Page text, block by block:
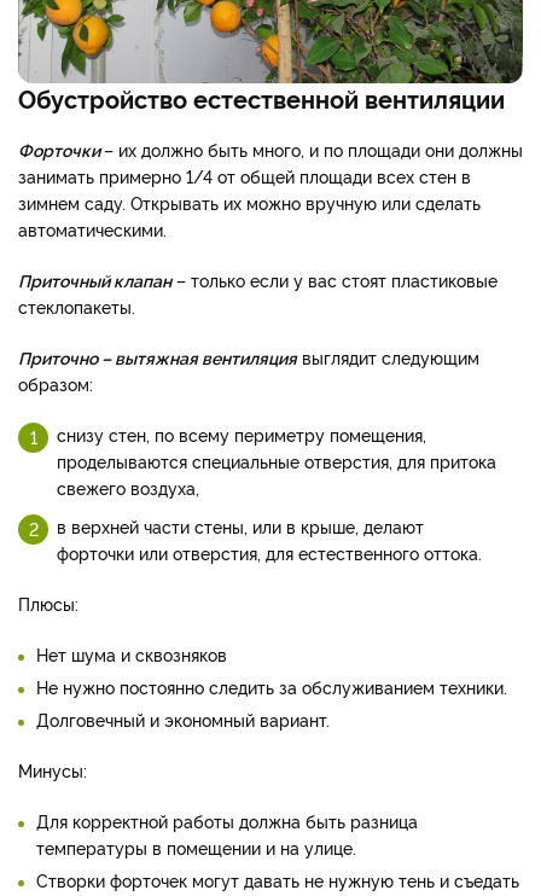
Обустройство естественной вентиляции
Форточки– их должно быть много, и по площади они должны
занимать примерно 1/4 от общей площади всех стен в
зимнем саду. Открывать их можно вручную или сделать
автоматическими.
Приточный клапан– только если у вас стоят пластиковые
стеклопакеты.
Приточно – вытяжная вентиляциявыглядит следующим
образом:
снизу стен, по всему периметру помещения,
проделываются специальные отверстия, для притока
свежего воздуха,
в верхней части стены, или в крыше, делают
форточки или отверстия, для естественного оттока.
Плюсы:
Нет шума и сквозняков
Не нужно постоянно следить за обслуживанием техники.
Долговечный и экономный вариант.
Минусы:
Для корректной работы должна быть разница
температуры в помещении и на улице.
Створки форточек могут давать не нужную тень и съедать